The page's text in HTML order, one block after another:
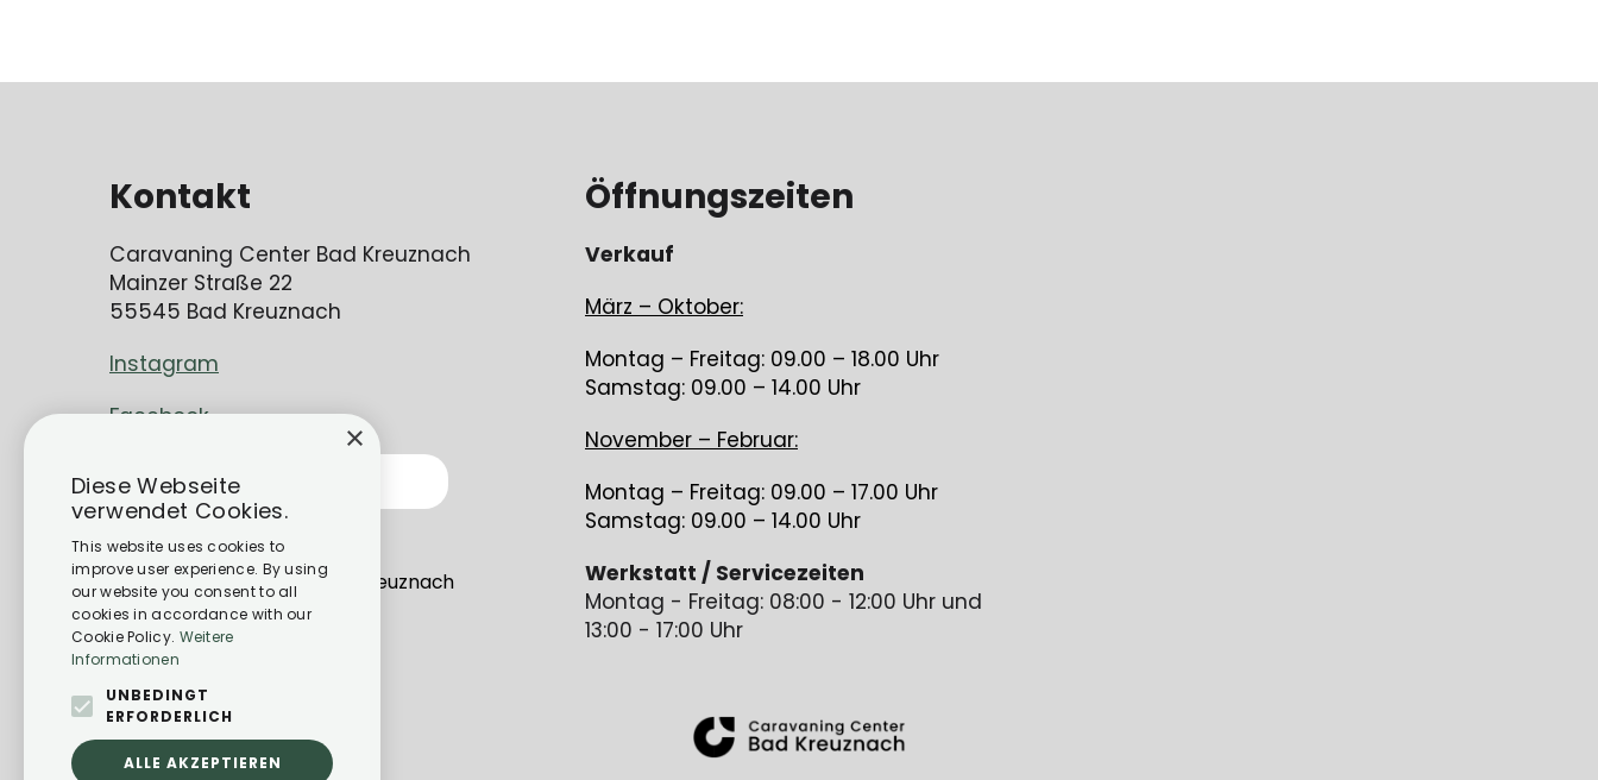
Kontakt
Caravaning Center Bad Kreuznach
Mainzer Straße 22
55545 Bad Kreuznach
Instagram
Facebook
Kontakt
info@cc-bk.de
Mainzer Str. 22, 55545 Bad Kreuznach
Öffnungszeiten
Verkauf
März – Oktober:
Montag – Freitag: 09.00 – 18.00 Uhr
Samstag: 09.00 – 14.00 Uhr
November – Februar:
Montag – Freitag: 09.00 – 17.00 Uhr
Samstag: 09.00 – 14.00 Uhr
Werkstatt / Servicezeiten
Montag - Freitag: 08:00 - 12:00 Uhr und
13:00 - 17:00 Uhr
×
Diese Webseite
verwendet Cookies.
This website uses cookies to
improve user experience. By using
our website you consent to all
cookies in accordance with our
Cookie Policy. Weitere
Informationen
UNBEDINGT
ERFORDERLICH
ALLE AKZEPTIEREN